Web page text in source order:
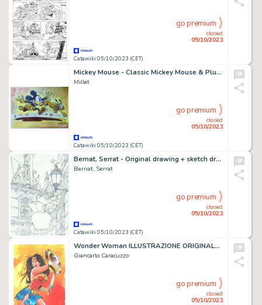
Catawiki 05/10/2023 (CET)
closed
05/10/2023
go premium
Mickey Mouse - Classic Mickey Mouse & Pluto - Original Drawing- Millet - Watercolour - 30 x 42 cm
Millet
Catawiki 05/10/2023 (CET)
closed
05/10/2023
go premium
Bernat, Serrat - Original drawing + sketch drawing - Sherlock Holmes and Moriarty - Chase in London!
Bernat, Serrat
Catawiki 05/10/2023 (CET)
closed
05/10/2023
go premium
Wonder Woman ILLUSTRAZIONE ORIGINALE - Wonder Woman - Page volante - EO - (2023)
Giancarlo Caracuzzo
closed
05/10/2023
go premium